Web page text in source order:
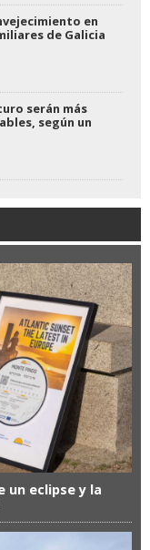
en
de Galicia
serán más
según un
un eclipse y la